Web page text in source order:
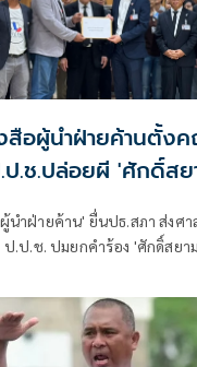
อผู้นำฝ่ายค้านตั้ง
ป.ช.ปล่อยผี 'ศักดิ์สย
ำฝ่ายค้าน' ยื่นปธ.สภา ส่งศ
.ป.ช. ปมยกคำร้อง 'ศักดิ์สยา
น